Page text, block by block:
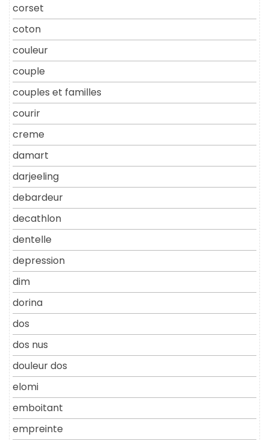
corset
coton
couleur
couple
couples et familles
courir
creme
damart
darjeeling
debardeur
decathlon
dentelle
depression
dim
dorina
dos
dos nus
douleur dos
elomi
emboitant
empreinte